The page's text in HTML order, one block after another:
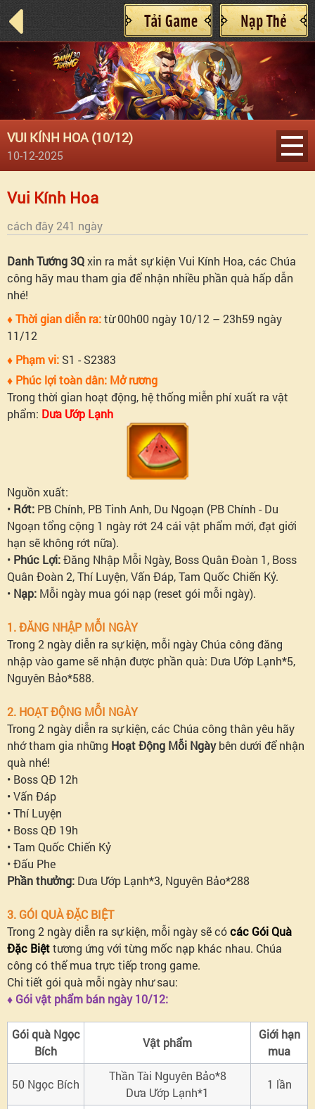
VUI KÍNH HOA (10/12)
10-12-2025
Vui Kính Hoa
cách đây 241 ngày
Danh Tướng 3Qxin ra mắt sự kiện Vui Kính Hoa, các Chúa
công hãy mau tham gia để nhận nhiều phần quà hấp dẫn
nhé!
♦ Thời gian diễn ra:từ 00h00 ngày 10/12 – 23h59 ngày
11/12
♦ Phạm vi: S1 - S2383
♦ Phúc lợi toàn dân: Mở rương
Trong thời gian hoạt động, hệ thống miễn phí xuất ra vật
phẩm: Dưa Ướp Lạnh
Nguồn xuất:
• Rớt: PB Chính, PB Tinh Anh, Du Ngoạn (PB Chính - Du
Ngoạn tổng cộng 1 ngày rớt 24 cái vật phẩm mới, đạt giới
hạn sẽ không rớt nữa).
• Phúc Lợi:Đăng Nhập Mỗi Ngày, Boss Quân Đoàn 1, Boss
Quân Đoàn 2, Thí Luyện, Vấn Đáp, Tam Quốc Chiến Kỷ.
• Nạp: Mỗi ngày mua gói nạp (reset gói mỗi ngày).
1. ĐĂNG NHẬP MỖI NGÀY
Trong 2 ngày diễn ra sự kiện, mỗi ngày Chúa công đăng
nhập vào game sẽ nhận được phần quà: Dưa Ướp Lạnh*5,
Nguyên Bảo*588.
2. HOẠT ĐỘNG MỖI NGÀY
Trong 2 ngày diễn ra sự kiện, các Chúa công thân yêu hãy
nhớ tham gia những Hoạt Động Mỗi Ngàybên dưới để nhận
quà nhé!
• Boss QĐ 12h
• Vấn Đáp
• Thí Luyện
• Boss QĐ 19h
• Tam Quốc Chiến Kỷ
• Đấu Phe
Phần thưởng: Dưa Ướp Lạnh*3, Nguyên Bảo*288
3. GÓI QUÀ ĐẶC BIỆT
Trong 2 ngày diễn ra sự kiện, mỗi ngày sẽ cócác Gói Quà
Đặc Biệttương ứng với từng mốc nạp khác nhau. Chúa
công có thể mua trực tiếp trong game.
Chi tiết gói quà mỗi ngày như sau:
♦ Gói vật phẩm bán ngày 10/12:
Gói quà Ngọc
Bích
Vật phẩm
Giới hạn
mua
50 Ngọc Bích
Thần Tài Nguyên Bảo*8
Dưa Ướp Lạnh*1
1 lần
Vui
Kính
Hoa